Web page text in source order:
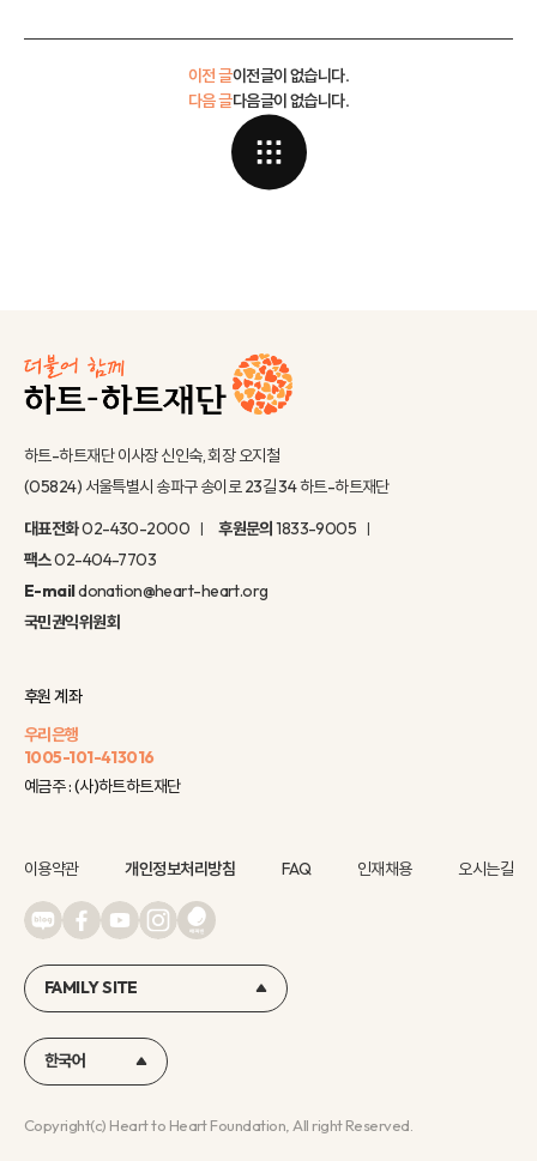
이전 글이전글이 없습니다.
다음글이 없습니다.
다음 글
하트-하트재단 이사장 신인숙, 회장 오지철
(05824) 서울특별시 송파구 송이로 23길 34 하트-하트재단
대표전화02-430-2000 후원문의1833-9005
팩스02-404-7703
E-maildonation@heart-heart.org
국민권익위원회
후원 계좌
우리은행
1005-101-413016
예금주 : (사)하트하트재단
Copyright(c) Heart to Heart Foundation, All right Reserved.
이용약관 개인정보처리방침 FAQ 인재채용 오시는길
FAMILY SITE
한국어